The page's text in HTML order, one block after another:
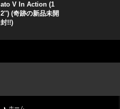
ato V In Action (1
2'') (奇跡の新品未開
封!!)